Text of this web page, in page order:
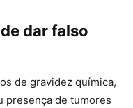
dar falso
de gravidez química,
presença de tumores